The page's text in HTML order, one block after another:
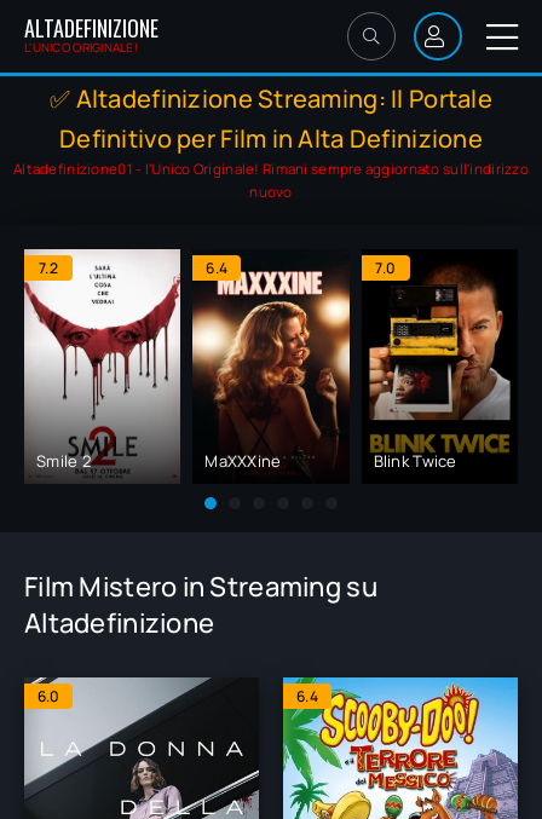
ALTADEFINIZIONE
L'UNICO ORIGINALE!
✅ Altadefinizione Streaming: Il Portale
Definitivo per Film in Alta Definizione
Altadefinizione01 - l'Unico Originale! Rimani sempre aggiornato sull'indirizzo
nuovo
7.2
Smile 2
6.4
MaXXXine
7.0
Blink Twice
Film Mistero in Streaming su
Altadefinizione
6.0 6.4